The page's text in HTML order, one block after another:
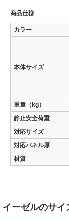
商品仕様
カラー
本体サイズ
重量（kg）
静止安全荷重
対応サイズ
対応パネル厚
材質
イーゼルのサイ